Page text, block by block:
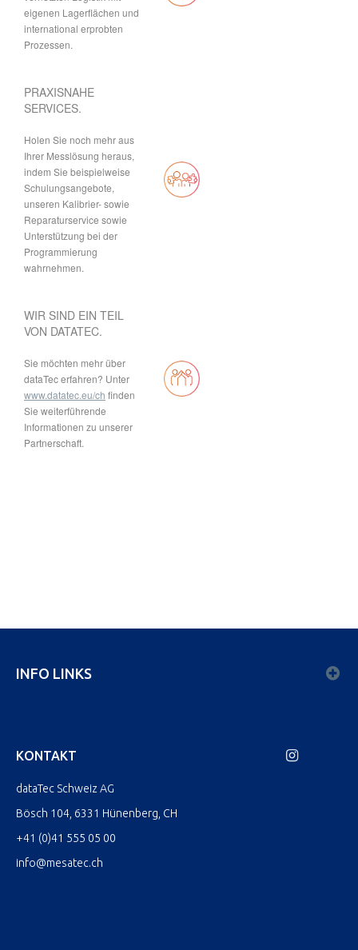
eigenen Lagerflächen und
international erprobten
Prozessen.
PRAXISNAHE
SERVICES.
Holen Sie noch mehr aus
Ihrer Messlösung heraus,
indem Sie beispielweise
Schulungsangebote,
unseren Kalibrier- sowie
Reparaturservice sowie
Unterstützung bei der
Programmierung
wahrnehmen.
WIR SIND EIN TEIL
VON DATATEC.
Sie möchten mehr über
dataTec erfahren? Unter
www.datatec.eu/ch finden
Sie weiterführende
Informationen zu unserer
Partnerschaft.
INFO LINKS
KONTAKT
dataTec Schweiz AG
Bösch 104, 6331 Hünenberg, CH
+41 (0)41 555 05 00
info@mesatec.ch